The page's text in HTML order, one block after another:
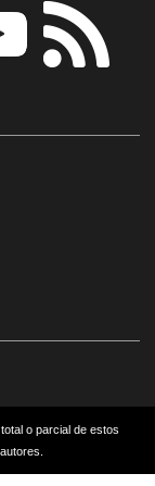
o parcial de estos